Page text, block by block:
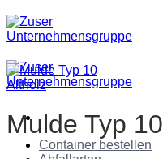
Zum
Inhalt
springen
Container bestellen
Altholz
Mulde Typ 10